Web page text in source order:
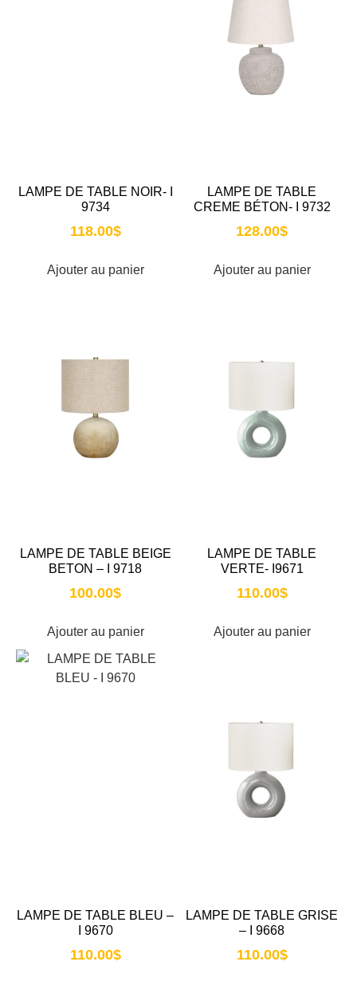
LAMPE DE TABLE NOIR- I
9734
118.00$
Ajouter au panier
LAMPE DE TABLE
CREME BÉTON- I 9732
128.00$
Ajouter au panier
LAMPE DE TABLE BEIGE
BETON – I 9718
100.00$
Ajouter au panier
LAMPE DE TABLE
VERTE- I9671
110.00$
Ajouter au panier
LAMPE DE TABLE BLEU –
I 9670
110.00$
LAMPE DE TABLE GRISE
– I 9668
110.00$